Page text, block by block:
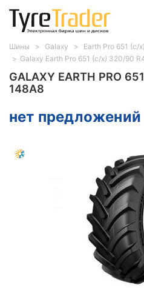
GALAXY EARTH PRO
148A8
нет предложений
Шины Galaxy
Earth Pro 651 (с/х)
Galaxy Earth Pro 651 (с/х) 320/90